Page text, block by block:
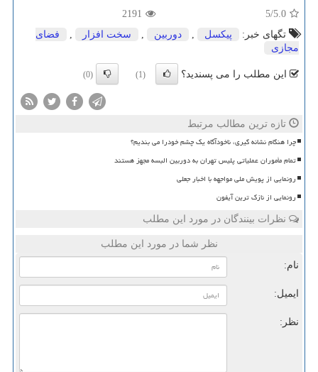
5.0
/5
2191
تگهای خبر:
پیكسل , دوربین , سخت افزار ,
فضای
مجازی
این مطلب را می پسندید؟ (1)
(0)
تازه ترین مطالب مرتبط
چرا هنگام نشانه گیری، ناخودآگاه یک چشم خودرا می بندیم؟
تمام مأموران عملیاتی پلیس تهران به دوربین البسه مجهز هستند
رونمایی از پویش ملی مواجهه با اخبار جعلی
رونمایی از نازک ترین آیفون
نظرات بینندگان در مورد این مطلب
نظر شما در مورد این مطلب
نام:
ایمیل:
نظر: